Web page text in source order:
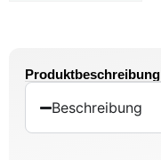
Produktbeschreibung
Beschreibung